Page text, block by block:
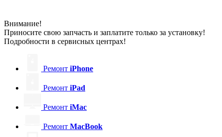
Внимание!
Приносите свою запчасть и заплатите только за установку!
Подробности в сервисных центрах!
Ремонт iPhone
Ремонт iPad
Ремонт iMac
Ремонт MacBook